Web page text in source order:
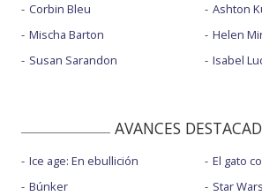
Corbin Bleu
Mischa Barton
Susan Sarandon
Ashton
Helen
Isabel
AVANCES
Ice age: En ebullición
Búnker
El gato
Star